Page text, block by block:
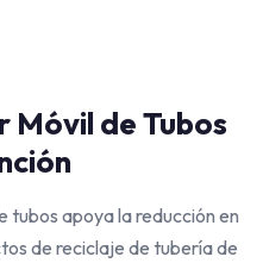
de Tubos
tubos apoya la reducción en
de reciclaje de tubería de